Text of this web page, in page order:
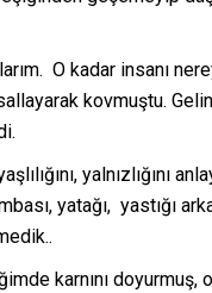
O kadar insanı
kovmuştu.
yalnızlığını
yatağı, yastığı
karnını doyurmuş,